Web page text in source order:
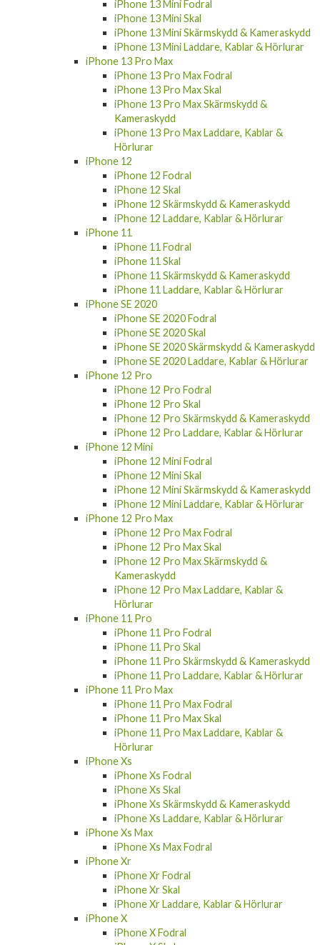
iPhone 13 Mini Skal
iPhone 13 Mini Skärmskydd & Kameraskydd
iPhone 13 Mini Laddare, Kablar & Hörlurar
iPhone 13 Pro Max
iPhone 13 Pro Max Fodral
iPhone 13 Pro Max Skal
iPhone 13 Pro Max Skärmskydd &
Kameraskydd
iPhone 13 Pro Max Laddare, Kablar &
Hörlurar
iPhone 12
iPhone 12 Fodral
iPhone 12 Skal
iPhone 12 Skärmskydd & Kameraskydd
iPhone 12 Laddare, Kablar & Hörlurar
iPhone 11
iPhone 11 Fodral
iPhone 11 Skal
iPhone 11 Skärmskydd & Kameraskydd
iPhone 11 Laddare, Kablar & Hörlurar
iPhone SE 2020
iPhone SE 2020 Fodral
iPhone SE 2020 Skal
iPhone SE 2020 Skärmskydd & Kameraskydd
iPhone SE 2020 Laddare, Kablar & Hörlurar
iPhone 12 Pro
iPhone 12 Pro Fodral
iPhone 12 Pro Skal
iPhone 12 Pro Skärmskydd & Kameraskydd
iPhone 12 Pro Laddare, Kablar & Hörlurar
iPhone 12 Mini
iPhone 12 Mini Fodral
iPhone 12 Mini Skal
iPhone 12 Mini Skärmskydd & Kameraskydd
iPhone 12 Mini Laddare, Kablar & Hörlurar
iPhone 12 Pro Max
iPhone 12 Pro Max Fodral
iPhone 12 Pro Max Skal
iPhone 12 Pro Max Skärmskydd &
Kameraskydd
iPhone 12 Pro Max Laddare, Kablar &
Hörlurar
iPhone 11 Pro
iPhone 11 Pro Fodral
iPhone 11 Pro Skal
iPhone 11 Pro Skärmskydd & Kameraskydd
iPhone 11 Pro Laddare, Kablar & Hörlurar
iPhone 11 Pro Max
iPhone 11 Pro Max Fodral
iPhone 11 Pro Max Skal
iPhone 11 Pro Max Laddare, Kablar &
Hörlurar
iPhone Xs
iPhone Xs Fodral
iPhone Xs Skal
iPhone Xs Skärmskydd & Kameraskydd
iPhone Xs Laddare, Kablar & Hörlurar
iPhone Xs Max
iPhone Xs Max Fodral
iPhone Xr
iPhone Xr Fodral
iPhone Xr Skal
iPhone Xr Laddare, Kablar & Hörlurar
iPhone X
iPhone X Fodral
iPhone X Skal